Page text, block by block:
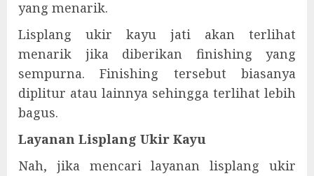
yang menarik.
Lisplang ukir kayu jati akan terlihat
menarik jika diberikan finishing yang
sempurna. Finishing tersebut biasanya
diplitur atau lainnya sehingga terlihat lebih
bagus.
Layanan Lisplang Ukir Kayu
Nah, jika mencari layanan lisplang ukir